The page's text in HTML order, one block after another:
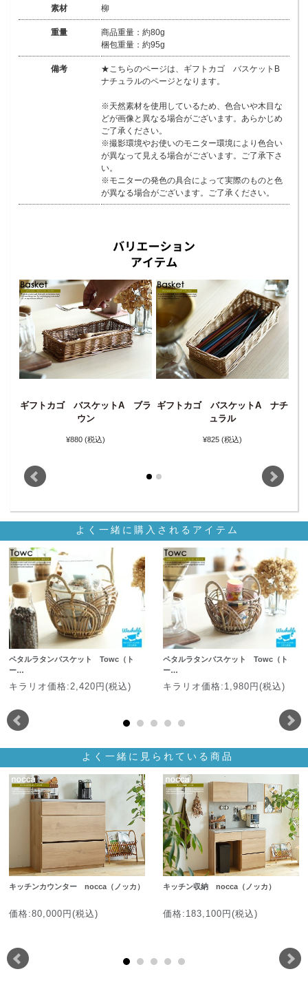
素材 柳
重量
商品重量：約80g
梱包重量：約95g
備考
★こちらのページは、ギフトカゴ バスケットB
ナチュラルのページとなります。
※天然素材を使用しているため、色合いや木目な
どが画像と異なる場合がございます。あらかじめ
ご了承ください。
※撮影環境やお使いのモニター環境により色合い
が異なって見える場合がございます。ご了承下さ
い。
※モニターの発色の具合によって実際のものと色
が異なる場合がございます。ご了承ください。
ギフトカゴ バスケットA ブラ
ウン
¥880 (税込)
ギフトカゴ バスケットA ナチ
ュラル
¥825 (税込)
よく一緒に購入されるアイテム
ペタルラタンバスケット Towc（ト
ー…
キラリオ価格:2,420円(税込)
ペタルラタンバスケット Towc（ト
ー…
キラリオ価格:1,980円(税込)
よく一緒に見られている商品
キッチンカウンター nocca（ノッカ）
価格:80,000円(税込)
キッチン収納 nocca（ノッカ）
価格:183,100円(税込)